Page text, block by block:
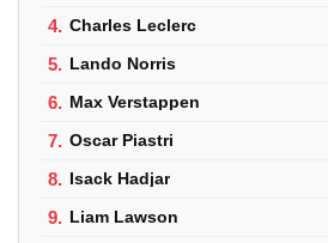
4. Charles Leclerc
5. Lando Norris
6. Max Verstappen
7. Oscar Piastri
8. Isack Hadjar
9. Liam Lawson